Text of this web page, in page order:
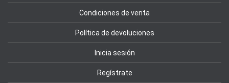
Condiciones de venta
Política de devoluciones
Inicia sesión
Regístrate